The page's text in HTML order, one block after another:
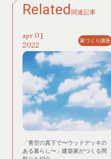
Related関連記事
apr. 01
2022 家づくり講座
「青空の真下で〜ウッドデッキの
ある暮らし〜」建築家がつくる間